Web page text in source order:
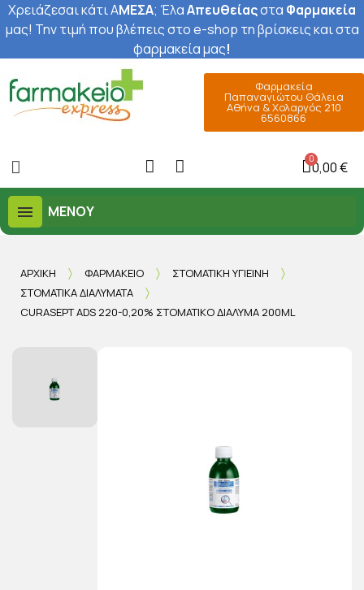
Χρειάζεσαι κάτι ΑΜΕΣΑ; ΈλαΑπευθείαςστα Φαρμακεία
μας! Την τιμή που βλέπεις στο e-shop τη βρίσκεις και στα
φαρμακεία μας!
Φαρμακεία
Παπαναγιώτου Θάλεια
Αθήνα & Χολαργός 210
6560866
0,00 €
ΜΕΝΟΎ
ΑΡΧΙΚΉ ΦΑΡΜΑΚΕΊΟ
ΣΤΟΜΑΤΙΚΉ ΥΓΙΕΙΝΉ
ΣΤΟΜΑΤΙΚΆ ΔΙΑΛΎΜΑΤΑ
CURASEPT ADS 220-0,20% ΣΤΟΜΑΤΙΚΌ ΔΙΆΛΥΜΑ 200ML